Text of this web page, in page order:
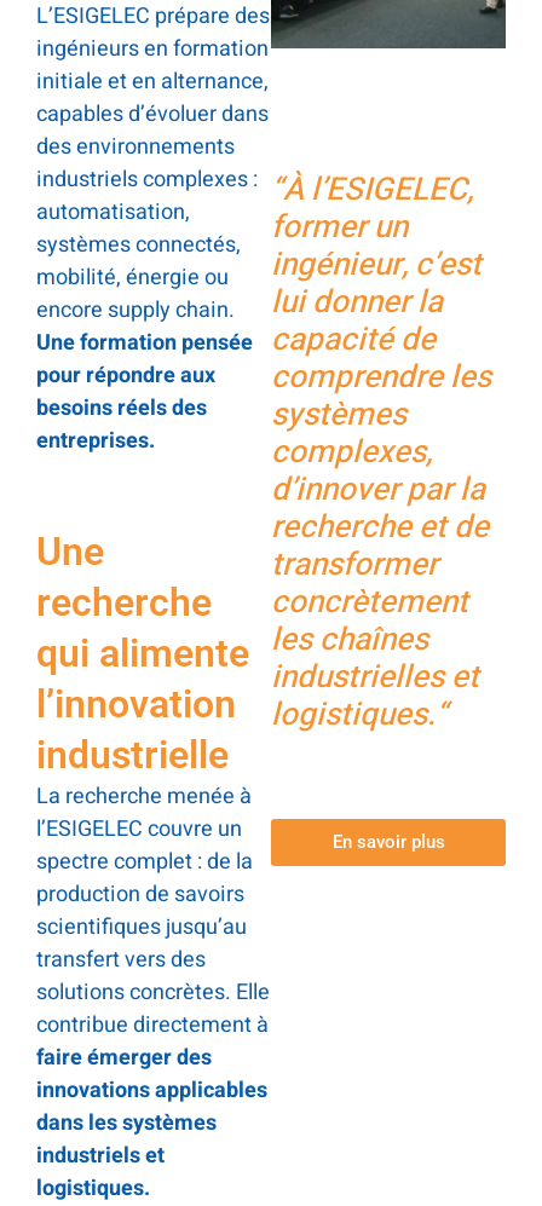
L’ESIGELEC prépare des
ingénieurs en formation
initiale et en alternance,
capables d’évoluer dans
des environnements
industriels complexes :
automatisation,
systèmes connectés,
mobilité, énergie ou
encore supply chain.
Une formation pensée
pour répondre aux
besoins réels des
entreprises.
Une
recherche
qui alimente
l’innovation
industrielle
La recherche menée à
l’ESIGELEC couvre un
spectre complet : de la
production de savoirs
scientifiques jusqu’au
transfert vers des
solutions concrètes. Elle
contribue directement à
faire émerger des
innovations applicables
dans les systèmes
industriels et
logistiques.
“À l’ESIGELEC,
former un
ingénieur, c’est
lui donner la
capacité de
comprendre les
systèmes
complexes,
d’innover par la
recherche et de
transformer
concrètement
les chaînes
industrielles et
logistiques.“
En savoir plus